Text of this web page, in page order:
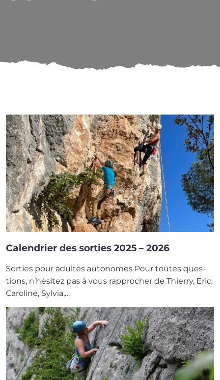
Calendrier des sorties 2025 – 2026
Sorties pour adultes autonomes Pour toutes ques­
tions, n’hésitez pas à vous rap­pro­cher de Thierry, Eric,
Caroline, Sylvia,…